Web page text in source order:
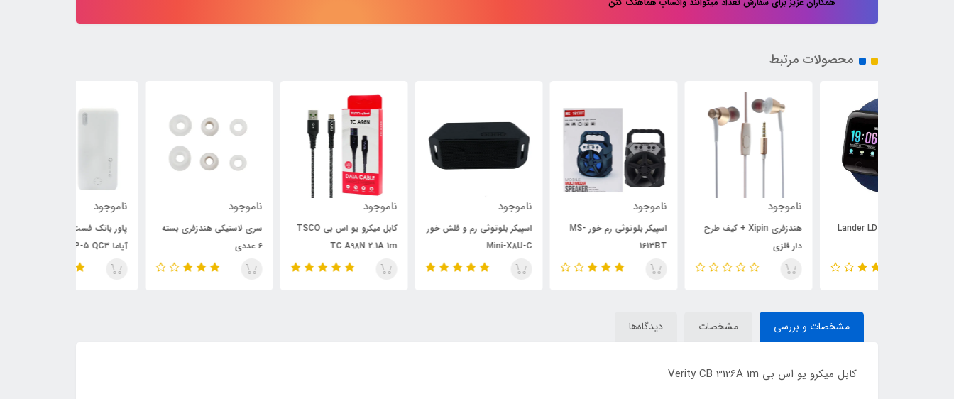
محصولات مرتبط
هندزفری Xipin + کیف طرح
اسپیکر بلوتوثی رم خور MS-
اسپیکر بلوتوثی رم و فلش خور
کابل میکرو یو اس بی TSCO
TC A98N 2.1A 1m
سری لاستیکی هندزفری بسته
پاور بانک فست شارژ ۱۰۰۰۰
مشخصات و بررسی مشخصات دیدگاه‌ها
کابل میکرو یو اس بی Verity CB 3126A 1m